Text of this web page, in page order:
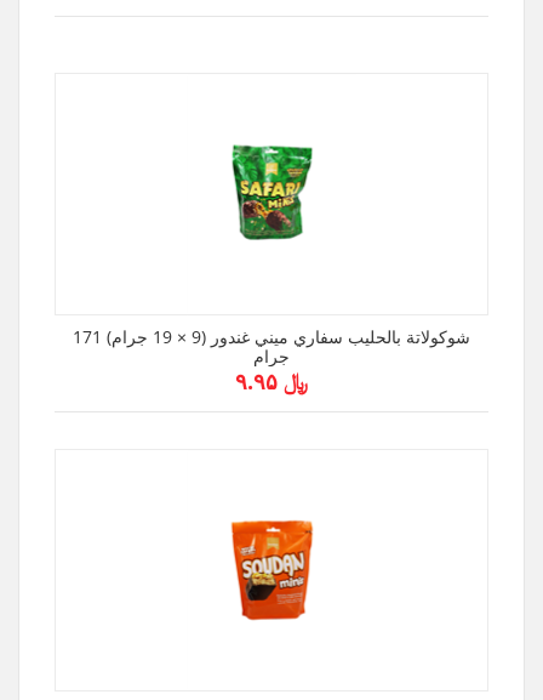
شوكولاتة بالحليب سفاري ميني غندور (9 × 19 جرام) 171
جرام
﷼ ۹.۹۵